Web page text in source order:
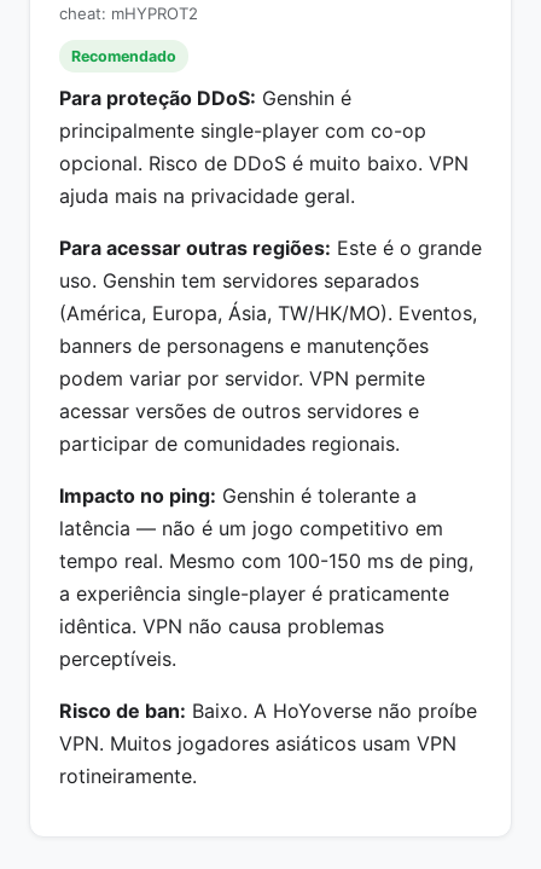
cheat: mHYPROT2
Recomendado
Para proteção DDoS: Genshin é
principalmente single-player com co-op
opcional. Risco de DDoS é muito baixo. VPN
ajuda mais na privacidade geral.
Para acessar outras regiões: Este é o grande
uso. Genshin tem servidores separados
(América, Europa, Ásia, TW/HK/MO). Eventos,
banners de personagens e manutenções
podem variar por servidor. VPN permite
acessar versões de outros servidores e
participar de comunidades regionais.
Impacto no ping: Genshin é tolerante a
latência — não é um jogo competitivo em
tempo real. Mesmo com 100-150 ms de ping,
a experiência single-player é praticamente
idêntica. VPN não causa problemas
perceptíveis.
Risco de ban: Baixo. A HoYoverse não proíbe
VPN. Muitos jogadores asiáticos usam VPN
rotineiramente.